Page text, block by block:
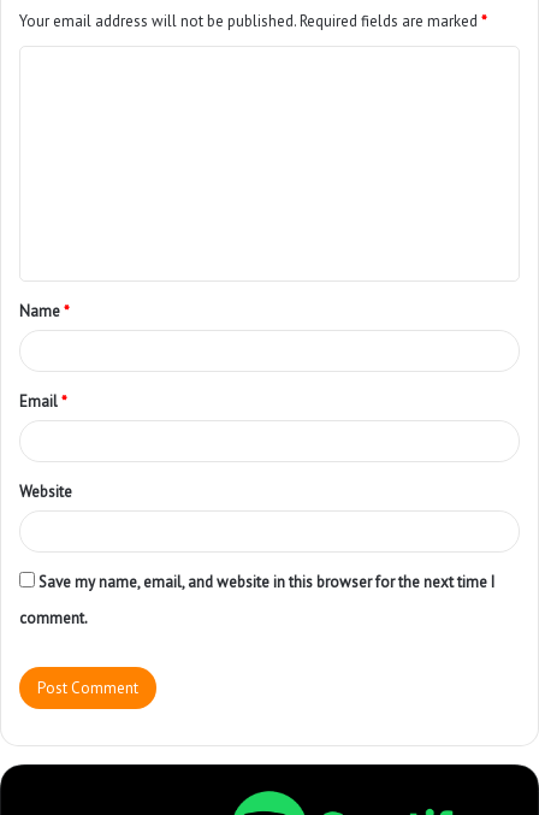
Your email address will not be published.Required fields are marked *
Name*
Email*
Website
Save my name, email, and website in this browser for the next time I
comment.